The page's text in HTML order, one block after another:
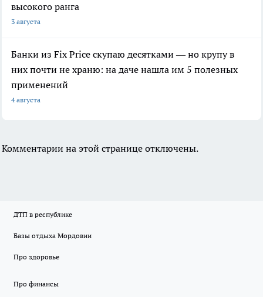
высокого ранга
3 августа
Банки из Fix Price скупаю десятками — но крупу в
них почти не храню: на даче нашла им 5 полезных
применений
4 августа
Комментарии на этой странице отключены.
ДТП в республике
Базы отдыха Мордовии
Про здоровье
Про финансы